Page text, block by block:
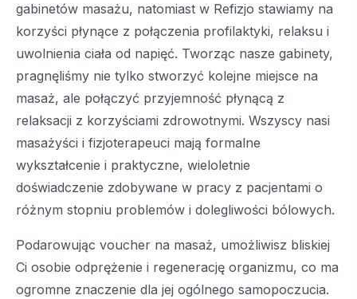
gabinetów masażu, natomiast w Refizjo stawiamy na
korzyści płynące z połączenia profilaktyki, relaksu i
uwolnienia ciała od napięć. Tworząc nasze gabinety,
pragnęliśmy nie tylko stworzyć kolejne miejsce na
masaż, ale połączyć przyjemność płynącą z
relaksacji z korzyściami zdrowotnymi. Wszyscy nasi
masażyści i fizjoterapeuci mają formalne
wykształcenie i praktyczne, wieloletnie
doświadczenie zdobywane w pracy z pacjentami o
różnym stopniu problemów i dolegliwości bólowych.
Podarowując voucher na masaż, umożliwisz bliskiej
Ci osobie odprężenie i regenerację organizmu, co ma
ogromne znaczenie dla jej ogólnego samopoczucia.